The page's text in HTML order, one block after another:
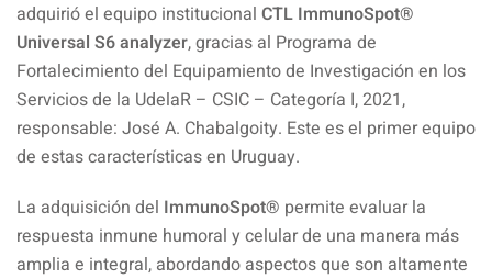
adquirió el equipo institucional CTL ImmunoSpot®
Universal S6 analyzer,gracias al Programa de
Fortalecimiento del Equipamiento de Investigación en los
Servicios de la UdelaR – CSIC – Categoría I, 2021,
responsable: José A. Chabalgoity. Este es el primer equipo
de estas características en Uruguay.
La adquisición del ImmunoSpot® permite evaluar la
respuesta inmune humoral y celular de una manera más
amplia e integral, abordando aspectos que son altamente